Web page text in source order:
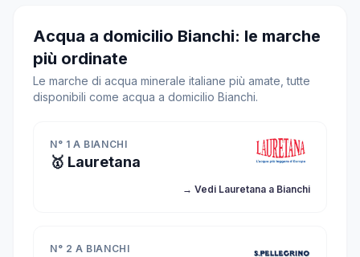
Acqua a domicilio Bianchi: le marche
più ordinate
Le marche di acqua minerale italiane più amate, tutte
disponibili come acqua a domicilio Bianchi.
N° 1 A BIANCHI
🥇 Lauretana
→ Vedi Lauretana a Bianchi
N° 2 A BIANCHI